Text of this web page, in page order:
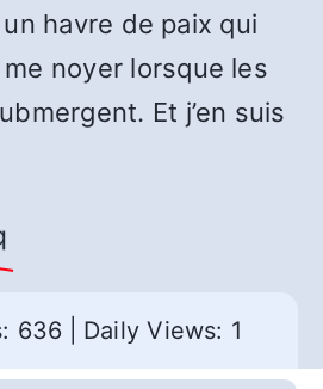
havre de paix qui
me noyer lorsque les
Et j’en suis
636 Daily Views: 1